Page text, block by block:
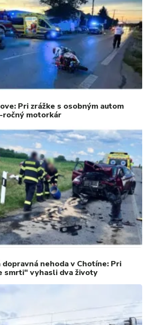
Pri zrážke s osobným autom
ročný motorkár
nehoda v Chotíne: Pri
smrti“ vyhasli dva životy